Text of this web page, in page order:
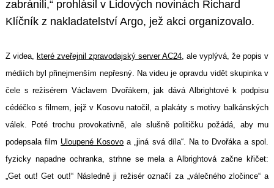
zabránili,“ prohlásil v Lidových novinách Richard
Klíčník z nakladatelství Argo, jež akci organizovalo.
Z videa, které zveřejnil zpravodajský server AC24, ale vyplývá, že popis v
médiích byl přinejmenším nepřesný. Na videu je opravdu vidět skupinka v
čele s režisérem Václavem Dvořákem, jak dává Albrightové k podpisu
cédéčko s filmem, jejž v Kosovu natočil, a plakáty s motivy balkánských
válek. Poté trochu provokativně, ale slušně političku požádá, aby mu
podepsala film Uloupené Kosovo a „jiná svá díla“. Na to Dvořáka a spol.
fyzicky napadne ochranka, strhne se mela a Albrightová začne křičet:
„Get out! Get out!“ Následně ji režisér označí za „válečného zločince“ a